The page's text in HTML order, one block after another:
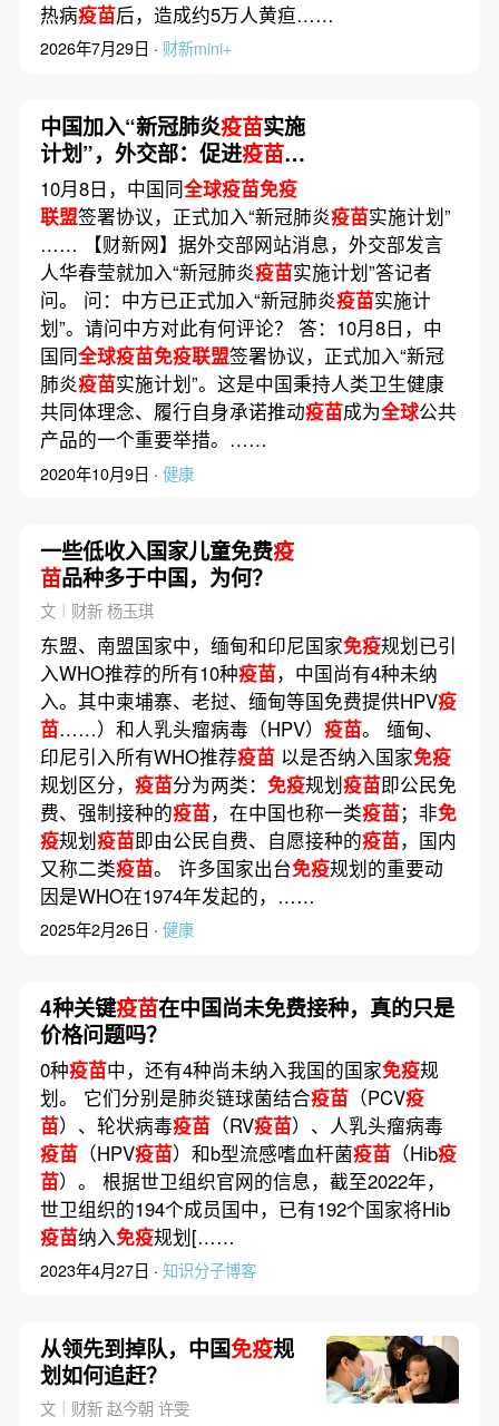
热病疫苗后，造成约5万人黄疸……
2026年7月29日 · 财新mini+
中国加入“新冠肺炎疫苗实施
计划”，外交部：促进疫苗公
平分配
10月8日，中国同全球疫苗免疫
联盟签署协议，正式加入“新冠肺炎疫苗实施计划”
…… 【财新网】据外交部网站消息，外交部发言
人华春莹就加入“新冠肺炎疫苗实施计划”答记者
问。 问：中方已正式加入“新冠肺炎疫苗实施计
划”。请问中方对此有何评论？ 答：10月8日，中
国同全球疫苗免疫联盟签署协议，正式加入“新冠
肺炎疫苗实施计划”。这是中国秉持人类卫生健康
共同体理念、履行自身承诺推动疫苗成为全球公共
产品的一个重要举措。……
2020年10月9日 · 健康
一些低收入国家儿童免费疫
苗品种多于中国，为何？
文︱财新 杨玉琪
东盟、南盟国家中，缅甸和印尼国家免疫规划已引
入WHO推荐的所有10种疫苗，中国尚有4种未纳
入。其中柬埔寨、老挝、缅甸等国免费提供HPV疫
苗……）和人乳头瘤病毒（HPV） 疫苗。 缅甸、
印尼引入所有WHO推荐疫苗以是否纳入国家免疫
规划区分， 疫苗分为两类： 免疫规划疫苗即公民免
费、强制接种的疫苗，在中国也称一类疫苗；非免
疫规划疫苗即由公民自费、自愿接种的疫苗，国内
又称二类疫苗。 许多国家出台免疫规划的重要动
因是WHO在1974年发起的，……
2025年2月26日 · 健康
4种关键疫苗在中国尚未免费接种，真的只是
价格问题吗？
0种疫苗中，还有4种尚未纳入我国的国家免疫规
划。 它们分别是肺炎链球菌结合疫苗（PCV疫
苗）、轮状病毒疫苗（RV疫苗）、人乳头瘤病毒
疫苗（HPV疫苗）和b型流感嗜血杆菌疫苗（Hib疫
苗）。 根据世卫组织官网的信息，截至2022年，
世卫组织的194个成员国中，已有192个国家将Hib
疫苗纳入免疫规划[……
2023年4月27日 · 知识分子博客
从领先到掉队，中国免疫规
划如何追赶？
文｜财新 赵今朝 许雯